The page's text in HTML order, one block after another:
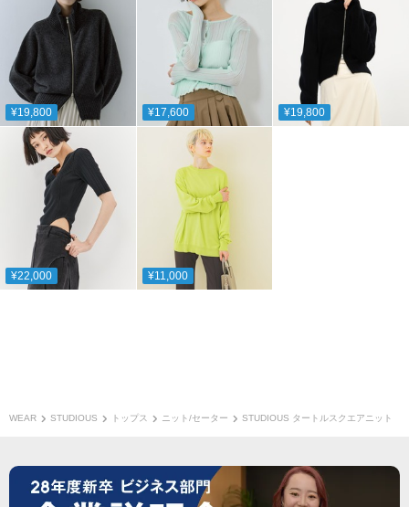
¥19,800 ¥17,600 ¥19,800
¥22,000 ¥11,000
WEAR STUDIOUS トップス ニット/セーター STUDIOUS タートルスクエアニット